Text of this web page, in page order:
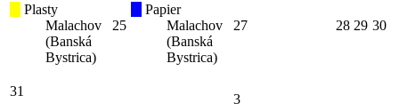
Plasty
Malachov
(Banská
Bystrica)
25
Papier
Malachov
(Banská
Bystrica)
27 28 29 30
31
3